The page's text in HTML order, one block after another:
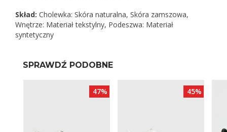
Skład: Cholewka: Skóra naturalna, Skóra zamszowa,
Wnętrze: Materiał tekstylny, Podeszwa: Materiał
syntetyczny
SPRAWDŹ PODOBNE
47% 45%